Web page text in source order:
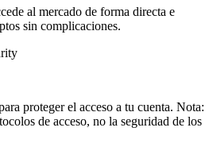
al mercado de forma directa e
sin complicaciones.
proteger el acceso a tu cuenta. Nota:
de acceso, no la seguridad de los